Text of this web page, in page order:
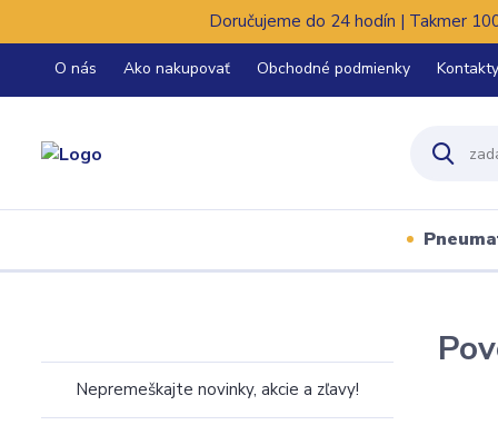
Doručujeme do 24 hodín | Takmer
O nás Ako nakupovať Obchodné podmienky Kontakty
Nepremeškajte novinky, akcie a zľavy!